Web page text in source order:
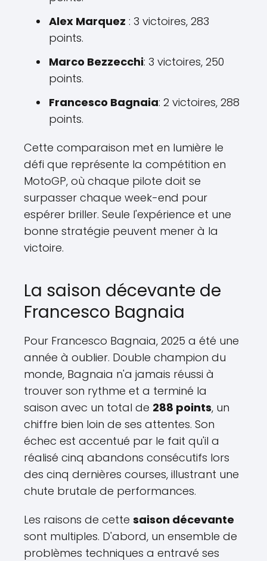
Alex Marquez : 3 victoires, 283
points.
Marco Bezzecchi: 3 victoires, 250
points.
Francesco Bagnaia: 2 victoires, 288
points.
Cette comparaison met en lumière le
défi que représente la compétition en
MotoGP, où chaque pilote doit se
surpasser chaque week-end pour
espérer briller. Seule l'expérience et une
bonne stratégie peuvent mener à la
victoire.
La saison décevante de
Francesco Bagnaia
Pour Francesco Bagnaia, 2025 a été une
année à oublier. Double champion du
monde, Bagnaia n'a jamais réussi à
trouver son rythme et a terminé la
saison avec un total de 288 points, un
chiffre bien loin de ses attentes. Son
échec est accentué par le fait qu'il a
réalisé cinq abandons consécutifs lors
des cinq dernières courses, illustrant une
chute brutale de performances.
Les raisons de cette saison décevante
sont multiples. D'abord, un ensemble de
problèmes techniques a entravé ses